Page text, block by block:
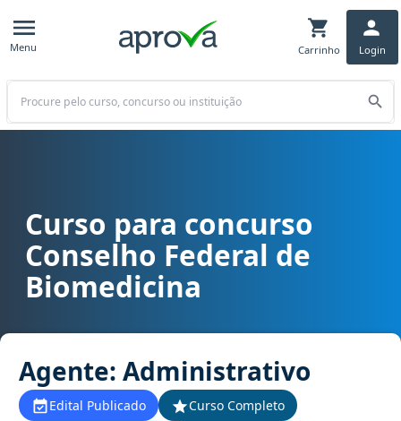
Menu Carrinho Login
Buscar
Curso para concurso CFBM - Conselho Federal de Biomedicina
Curso para concurso
Conselho Federal de
Biomedicina
Agente: Administrativo
Edital Publicado
Curso Completo